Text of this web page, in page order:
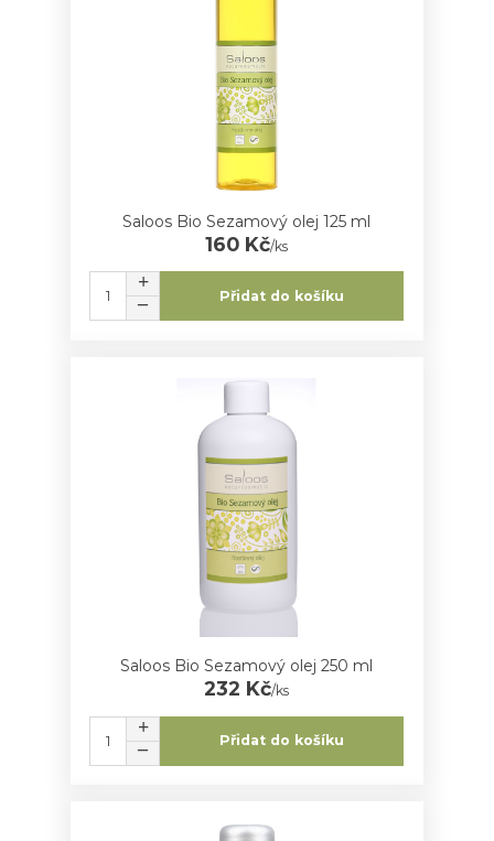
Saloos Bio Sezamový olej 125 ml
160 Kč/ks
Přidat do košíku
Saloos Bio Sezamový olej 250 ml
232 Kč/ks
Přidat do košíku